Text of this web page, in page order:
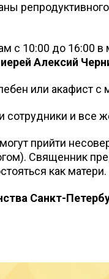
с 10:00 до 16:00
иерей Алексий
или акафист
сотрудники и
прийти
Священник
как матери.
Санкт-